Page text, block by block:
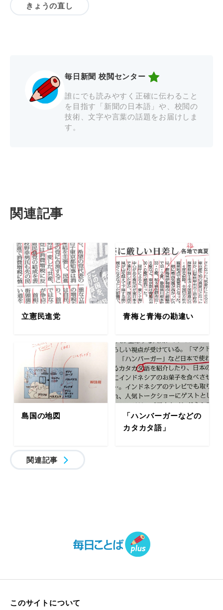
きょうの直し
毎日新聞 校閲センター
誰にでも読みやすく正確に伝わること
を目指す「新聞の日本語」や、校閲の
技術、文字や言葉の話題をお届けしま
す。
関連記事
立憲民進党 青梅と青海の勘違い
島国の地図
「ハンバーガーなどの
カタカタ語」
関連記事
このサイトについて